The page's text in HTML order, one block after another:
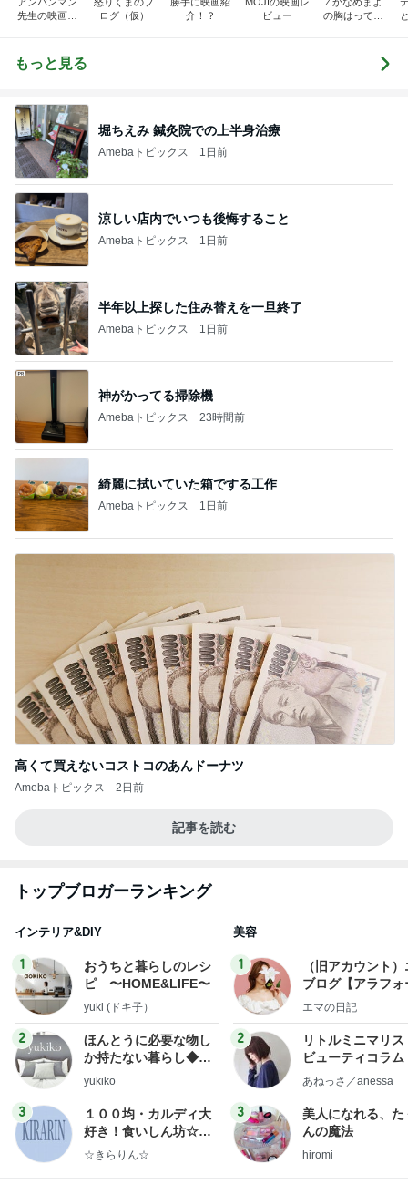
先生の映画講
ログ（仮）
介！？
ビュー
の胸はって行
もっと見る
堀ちえみ 鍼灸院での上半身治療
Amebaトピックス 1日前
涼しい店内でいつも後悔すること
Amebaトピックス 1日前
半年以上探した住み替えを一旦終了
Amebaトピックス 1日前
神がかってる掃除機
Amebaトピックス 23時間前
綺麗に拭いていた箱でする工作
Amebaトピックス 1日前
高くて買えないコストコのあんドーナツ
Amebaトピックス 2日前
記事を読む
トップブロガーランキング
インテリア&DIY
1
おうちと暮らしのレシ
ピ 〜HOME&LIFE〜
yuki (ドキ子）
2
ほんとうに必要な物し
か持たない暮らし◆Ke
ep Life Simple◆〜イ
yukiko
3
１００均・カルディ大
好き！食いしん坊☆き
らりん☆のブログ
☆きらりん☆
美容
1
（旧アカウント
ブログ【アラフォ
社売却セカンドラ
エマの日記
2
リトルミニマリス
ビューティコラ
little
あねっさ／anessa
3
美人になれる、た
んの魔法
hiromi